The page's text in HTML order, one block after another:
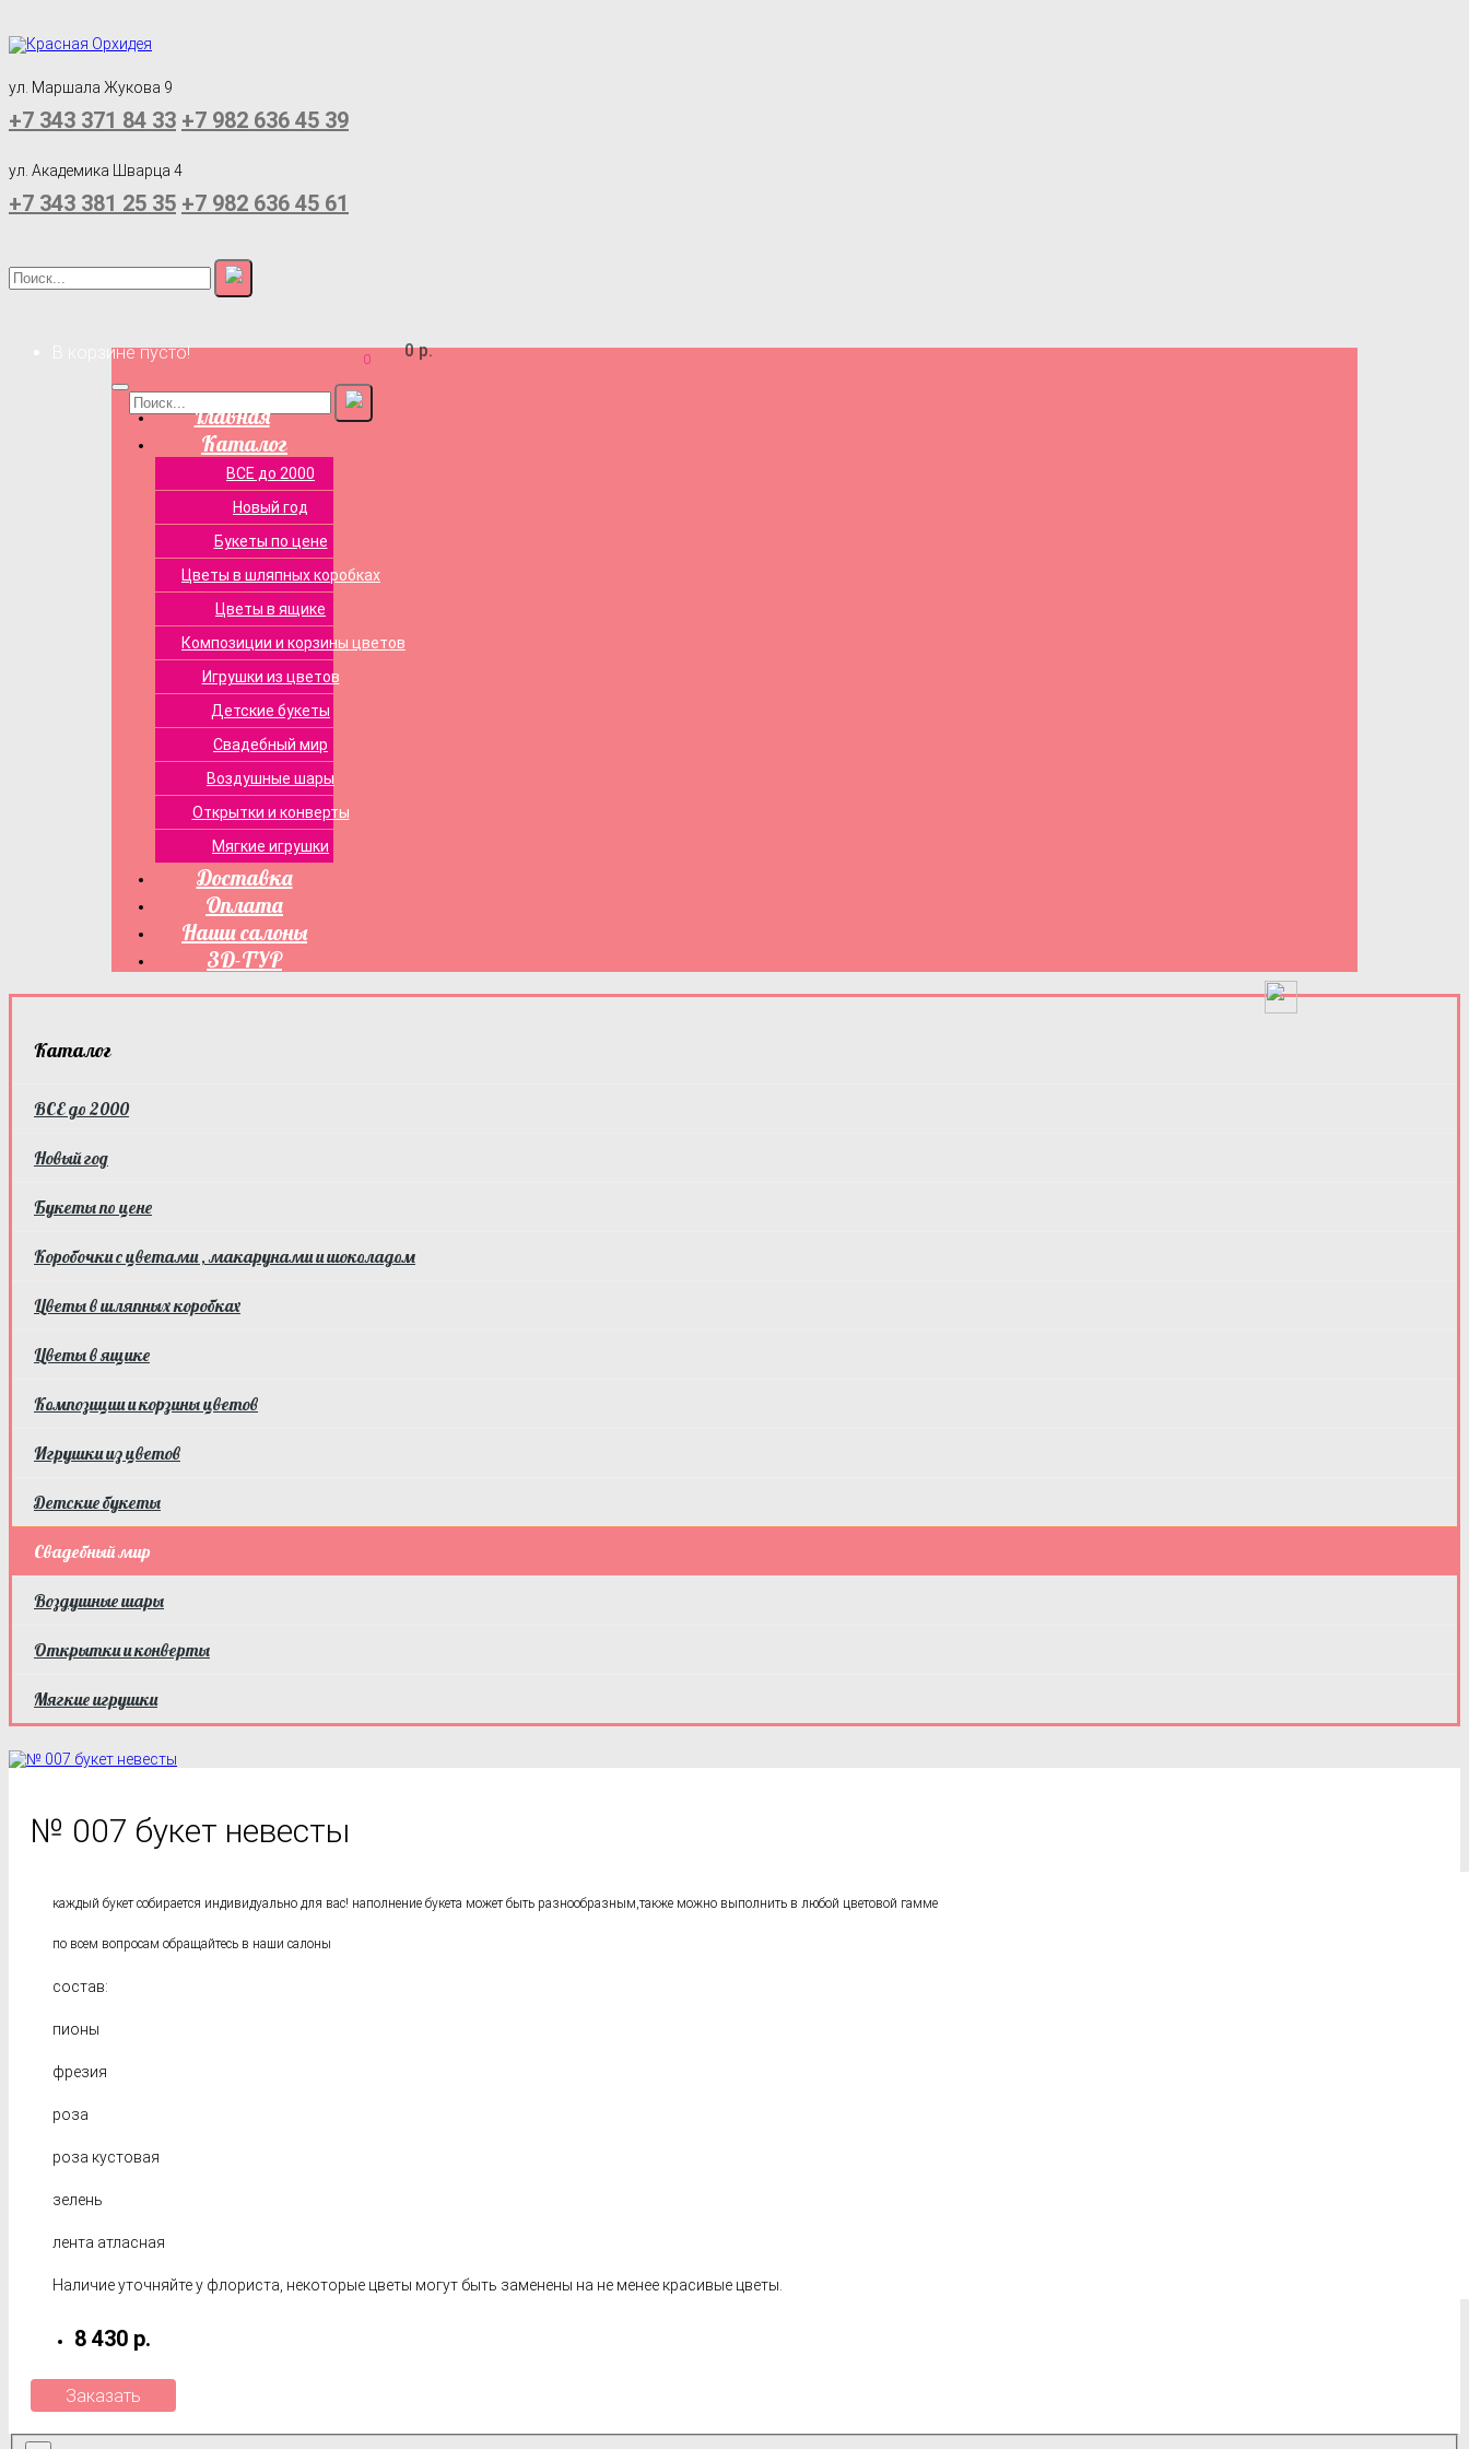
ул. Маршала Жукова 9
+7 343 371 84 33 +7 982 636 45 39
ул. Академика Шварца 4
+7 343 381 25 35 +7 982 636 45 61
0 0 р.
В корзине пусто!
Главная
Каталог
ВСЕ до 2000
Новый год
Букеты по цене
Цветы в шляпных коробках
Цветы в ящике
Композиции и корзины цветов
Игрушки из цветов
Детские букеты
Свадебный мир
Воздушные шары
Открытки и конверты
Мягкие игрушки
Доставка
Оплата
Наши салоны
3D-ТУР
Каталог
ВСЕ до 2000
Новый год
Букеты по цене
Коробочки с цветами , макарунами и шоколадом
Цветы в шляпных коробках
Цветы в ящике
Композиции и корзины цветов
Игрушки из цветов
Детские букеты
Свадебный мир
Воздушные шары
Открытки и конверты
Мягкие игрушки
№ 007 букет невесты
каждый букет собирается индивидуально для вас! наполнение букета может быть разнообразным,также можно выполнить в любой цветовой гамме
по всем вопросам обращайтесь в наши салоны
состав:
пионы
фрезия
роза
роза кустовая
зелень
лента атласная
Наличие уточняйте у флориста, некоторые цветы могут быть заменены на не менее красивые цветы.
8 430 р.
Заказать